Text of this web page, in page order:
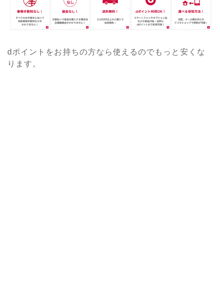
dポイントをお持ちの方なら使えるのでもっと安くな
ります。